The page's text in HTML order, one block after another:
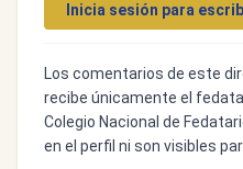
Inicia sesión para
Los comentarios de este
recibe únicamente el
Colegio Nacional de
en el perfil ni son visibles